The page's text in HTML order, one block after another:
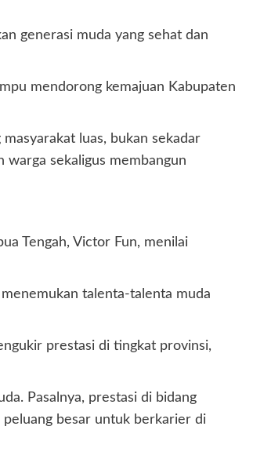
generasi muda yang sehat dan
mendorong kemajuan Kabupaten
luas, bukan sekadar
warga sekaligus membangun
Tengah, Victor Fun, menilai
talenta-talenta muda
prestasi di tingkat provinsi,
Pasalnya, prestasi di bidang
peluang besar untuk berkarier di